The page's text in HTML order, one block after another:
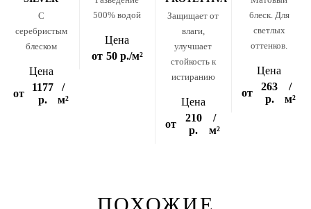
C
серебристым
блеском
Цена
от
1177
р.
/
м²
500% водой
Цена
от 50 р./м²
Защищает от
влаги,
улучшает
стойкость к
истиранию
Цена
от
210
р.
/
м²
блеск. Для
светлых
оттенков.
Цена
от
263
р.
/
м²